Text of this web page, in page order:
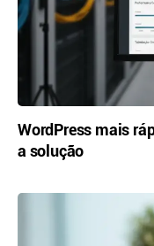
WordPress mais
a solução